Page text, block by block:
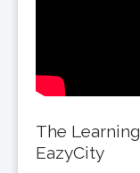
The
EazyCity